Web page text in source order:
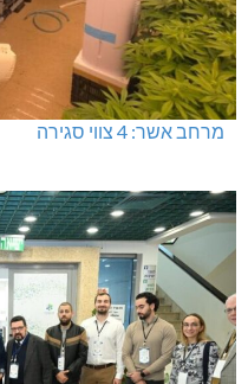
תאונת דרכים קטלנית בנהריה